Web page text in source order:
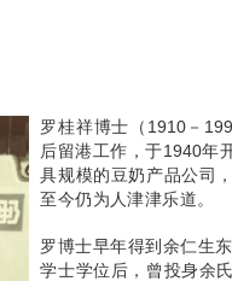
罗桂祥博士（1910－
后留港工作，于1940年
具规模的豆奶产品公司
至今仍为人津津乐道。
罗博士早年得到余仁生
学士学位后，曾投身余